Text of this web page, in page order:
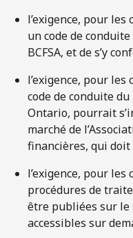
l’exigence, pour les
un code de
BCFSA, et de s’y
l’exigence, pour les
code de conduite
Ontario, pourrait
marché de
financières, qui doit
l’exigence, pour les
procédures de
être publiées sur le
accessibles sur